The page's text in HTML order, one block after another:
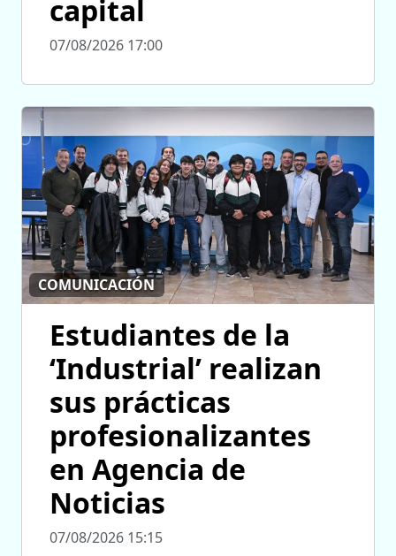
capital
07/08/2026 17:00
COMUNICACIÓN
Estudiantes de la
‘Industrial’ realizan
sus prácticas
profesionalizantes
en Agencia de
Noticias
07/08/2026 15:15